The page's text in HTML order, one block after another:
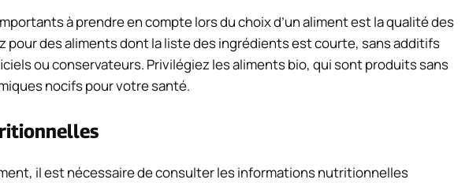
à prendre en compte lors du choix d’un aliment est la qualité des
pour des aliments dont la liste des ingrédients est courte, sans additifs
ou conservateurs. Privilégiez les aliments bio, qui sont produits sans
nocifs pour votre santé.
il est nécessaire de consulter les informations nutritionnelles